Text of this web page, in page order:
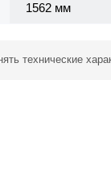
1562 мм
технические